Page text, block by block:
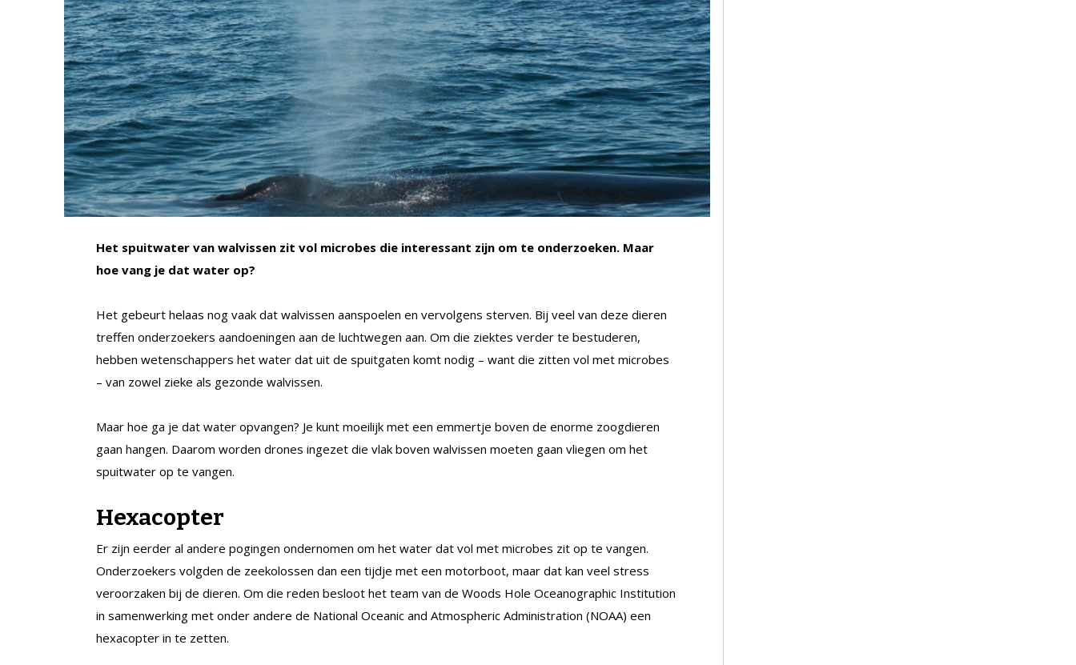
Het spuitwater van walvissen zit vol microbes die interessant zijn om te onderzoeken. Maar
hoe vang je dat water op?
Het gebeurt helaas nog vaak dat walvissen aanspoelen en vervolgens sterven. Bij veel van deze dieren
treffen onderzoekers aandoeningen aan de luchtwegen aan. Om die ziektes verder te bestuderen,
hebben wetenschappers het water dat uit de spuitgaten komt nodig – want die zitten vol met microbes
– van zowel zieke als gezonde walvissen.
Maar hoe ga je dat water opvangen? Je kunt moeilijk met een emmertje boven de enorme zoogdieren
gaan hangen. Daarom worden drones ingezet die vlak boven walvissen moeten gaan vliegen om het
spuitwater op te vangen.
Hexacopter
Er zijn eerder al andere pogingen ondernomen om het water dat vol met microbes zit op te vangen.
Onderzoekers volgden de zeekolossen dan een tijdje met een motorboot, maar dat kan veel stress
veroorzaken bij de dieren. Om die reden besloot het team van de Woods Hole Oceanographic Institution
in samenwerking met onder andere de National Oceanic and Atmospheric Administration (NOAA) een
hexacopter in te zetten.